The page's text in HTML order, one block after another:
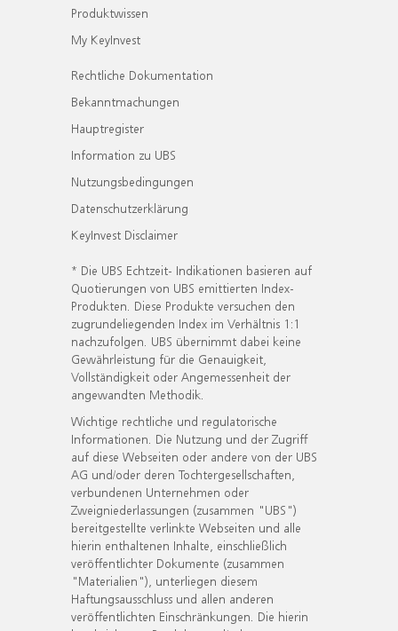
Produktwissen
My KeyInvest
Rechtliche Dokumentation
Bekanntmachungen
Hauptregister
Information zu UBS
Nutzungsbedingungen
Datenschutzerklärung
KeyInvest Disclaimer
* Die UBS Echtzeit- Indikationen basieren auf
Quotierungen von UBS emittierten Index-
Produkten. Diese Produkte versuchen den
zugrundeliegenden Index im Verhältnis 1:1
nachzufolgen. UBS übernimmt dabei keine
Gewährleistung für die Genauigkeit,
Vollständigkeit oder Angemessenheit der
angewandten Methodik.
Wichtige rechtliche und regulatorische
Informationen. Die Nutzung und der Zugriff
auf diese Webseiten oder andere von der UBS
AG und/oder deren Tochtergesellschaften,
verbundenen Unternehmen oder
Zweigniederlassungen (zusammen "UBS")
bereitgestellte verlinkte Webseiten und alle
hierin enthaltenen Inhalte, einschließlich
veröffentlichter Dokumente (zusammen
"Materialien"), unterliegen diesem
Haftungsausschluss und allen anderen
veröffentlichten Einschränkungen. Die hierin